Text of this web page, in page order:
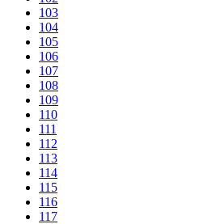
103
104
105
106
107
108
109
110
111
112
113
114
115
116
117